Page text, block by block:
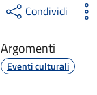
Condividi
Argomenti
Eventi culturali